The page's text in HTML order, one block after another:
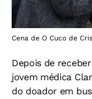
Cena de O Cuco de
Depois de
jovem médica
do doador em